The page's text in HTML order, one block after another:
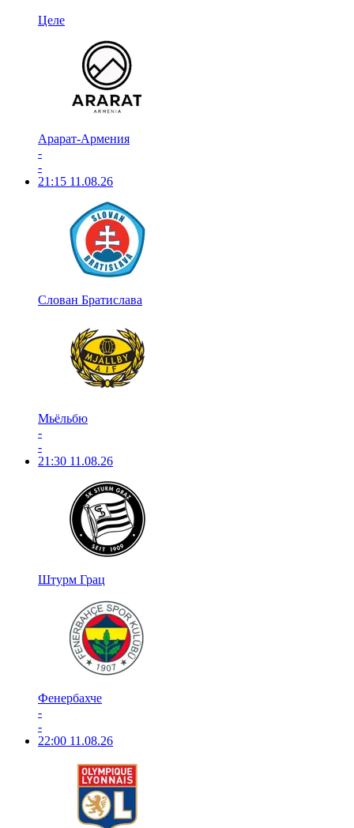
Целе
Арарат-Армения
-
-
21:15 11.08.26
Слован Братислава
Мьёльбю
-
-
21:30 11.08.26
Штурм Грац
Фенербахче
-
-
22:00 11.08.26